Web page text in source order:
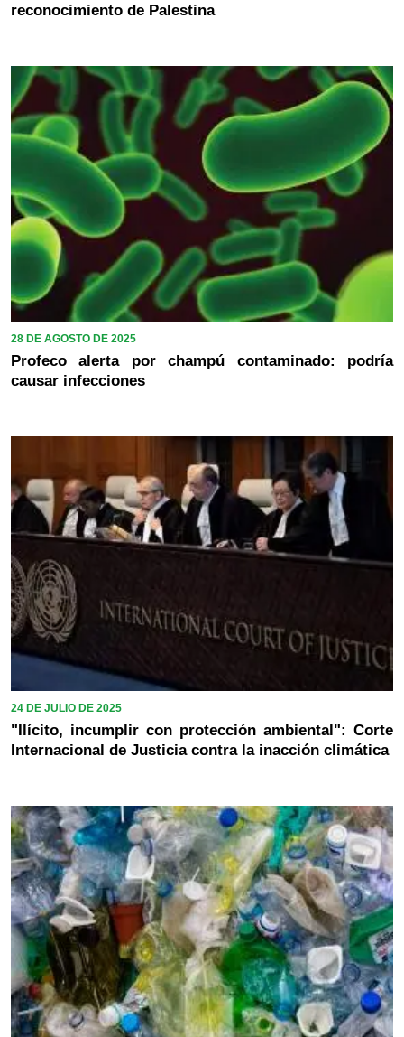
reconocimiento de Palestina
28 DE AGOSTO DE 2025
Profeco alerta por champú contaminado: podría
causar infecciones
24 DE JULIO DE 2025
"Ilícito, incumplir con protección ambiental": Corte
Internacional de Justicia contra la inacción climática